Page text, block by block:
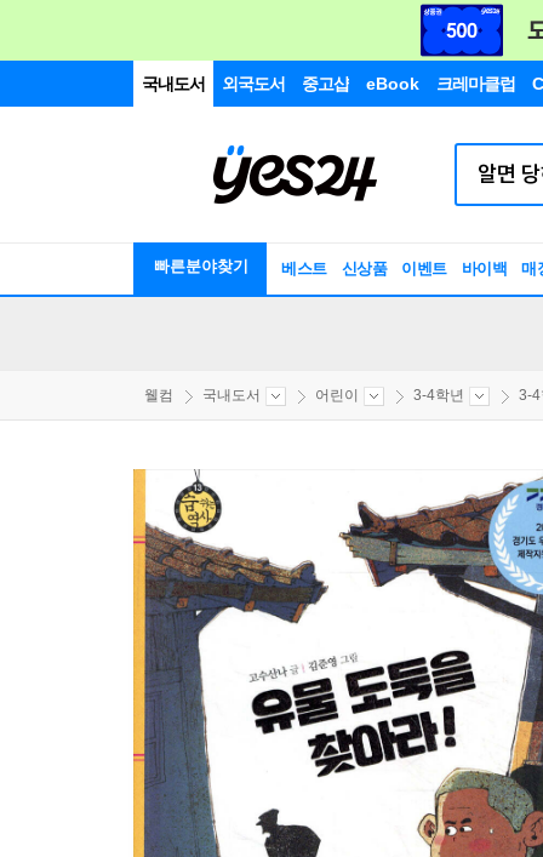
국내도서 외국도서 중고샵 eBook 크레마클럽
빠른분야찾기 베스트 신상품 이벤트 바이백 매
웰컴 국내도서 어린이 3-4학년 3-4